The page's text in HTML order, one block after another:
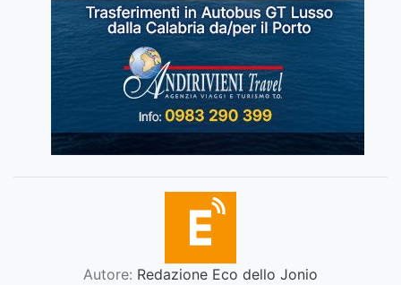
Autore: Redazione Eco dello Jonio